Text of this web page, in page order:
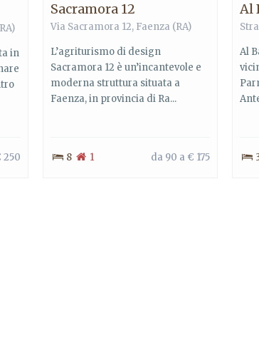
in
250
Sacramora 12
Via Sacramora 12, Faenza (RA)
L’agriturismo di design
Sacramora 12 è un’incantevole e
moderna struttura situata a
Faenza, in provincia di Ra...
8 1 da 90 a € 175
Al
Al